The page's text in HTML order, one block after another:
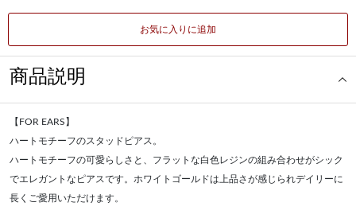
お気に入りに追加
商品説明
【FOR EARS】
ハートモチーフのスタッドピアス。
ハートモチーフの可愛らしさと、フラットな白色レジンの組み合わせがシック
でエレガントなピアスです。ホワイトゴールドは上品さが感じられデイリーに
長くご愛用いただけます。